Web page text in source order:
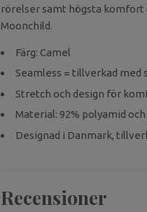
rörelser samt högsta komfort
Moonchild.
Färg: Camel
Seamless = tillverkad med
Stretch och design för
Material: 92% polyamid
Designad i Danmark,
Recensioner